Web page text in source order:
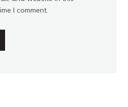
I comment.